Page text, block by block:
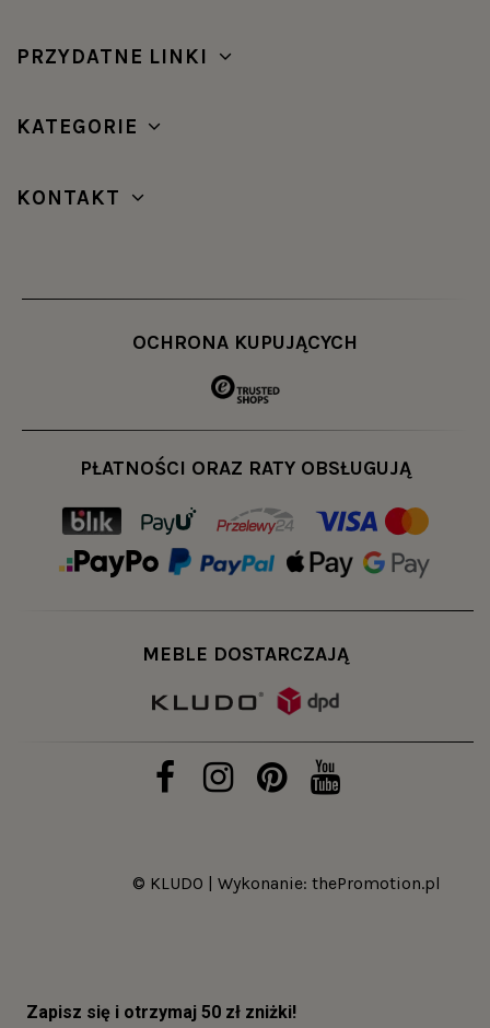
PRZYDATNE LINKI
KATEGORIE
KONTAKT
OCHRONA KUPUJĄCYCH
PŁATNOŚCI ORAZ RATY OBSŁUGUJĄ
MEBLE DOSTARCZAJĄ
© KLUDO | Wykonanie: thePromotion.pl